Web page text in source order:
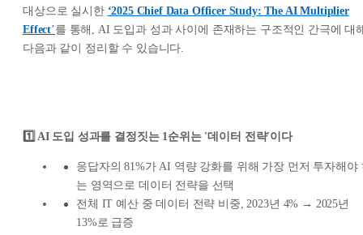
대상으로 실시한 ‘2025 Chief Data Officer Study: The AI Multiplier
Effect’를 통해, AI 도입과 성과 사이에 존재하는 구조적인 간극에 대
다음과 같이 정리할 수 있습니다.
1️⃣ AI 도입 성과를 결정짓는 1순위는 '데이터 전략'이다
응답자의 81%가 AI 역량 강화를 위해 가장 먼저 투자해야
는 영역으로 데이터 전략을 선택
전체 IT 예산 중 데이터 전략 비중, 2023년 4% → 2025년
13%로 급증